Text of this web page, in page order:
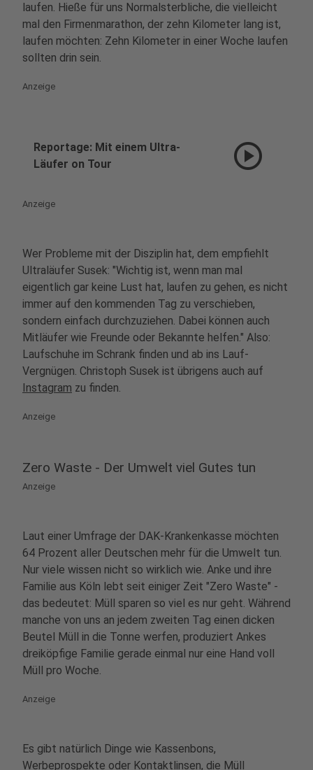
laufen. Hieße für uns Normalsterbliche, die vielleicht
mal den Firmenmarathon, der zehn Kilometer lang ist,
laufen möchten: Zehn Kilometer in einer Woche laufen
sollten drin sein.
Anzeige
Reportage: Mit einem Ultra-
Läufer on Tour
play_circle
Anzeige
Wer Probleme mit der Disziplin hat, dem empfiehlt
Ultraläufer Susek: "Wichtig ist, wenn man mal
eigentlich gar keine Lust hat, laufen zu gehen, es nicht
immer auf den kommenden Tag zu verschieben,
sondern einfach durchzuziehen. Dabei können auch
Mitläufer wie Freunde oder Bekannte helfen." Also:
Laufschuhe im Schrank finden und ab ins Lauf-
Vergnügen. Christoph Susek ist übrigens auch auf
Instagram zu finden.
Anzeige
Zero Waste - Der Umwelt viel Gutes tun
Anzeige
Laut einer Umfrage der DAK-Krankenkasse möchten
64 Prozent aller Deutschen mehr für die Umwelt tun.
Nur viele wissen nicht so wirklich wie. Anke und ihre
Familie aus Köln lebt seit einiger Zeit "Zero Waste" -
das bedeutet: Müll sparen so viel es nur geht. Während
manche von uns an jedem zweiten Tag einen dicken
Beutel Müll in die Tonne werfen, produziert Ankes
dreiköpfige Familie gerade einmal nur eine Hand voll
Müll pro Woche.
Anzeige
Es gibt natürlich Dinge wie Kassenbons,
Werbeprospekte oder Kontaktlinsen, die Müll